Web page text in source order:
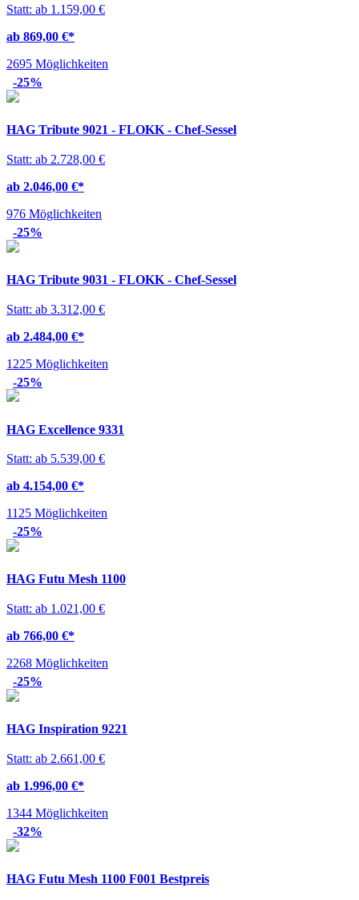
Statt: ab 1.159,00 €
ab 869,00 €*
2695 Möglichkeiten
-25%
HAG Tribute 9021 - FLOKK - Chef-Sessel
Statt: ab 2.728,00 €
ab 2.046,00 €*
976 Möglichkeiten
-25%
HAG Tribute 9031 - FLOKK - Chef-Sessel
Statt: ab 3.312,00 €
ab 2.484,00 €*
1225 Möglichkeiten
-25%
HAG Excellence 9331
Statt: ab 5.539,00 €
ab 4.154,00 €*
1125 Möglichkeiten
-25%
HAG Futu Mesh 1100
Statt: ab 1.021,00 €
ab 766,00 €*
2268 Möglichkeiten
-25%
HAG Inspiration 9221
Statt: ab 2.661,00 €
ab 1.996,00 €*
1344 Möglichkeiten
-32%
HAG Futu Mesh 1100 F001 Bestpreis